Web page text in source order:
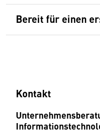
Bereit für einen
Kontakt